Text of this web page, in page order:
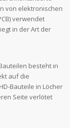
von elektronischen
verwendet
in der Art der
besteht in
auf die
Bauteile in Löcher
Seite verlötet